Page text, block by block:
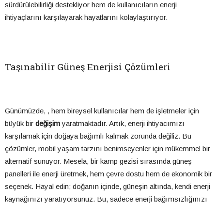
sürdürülebilirliği destekliyor hem de kullanıcıların enerji
ihtiyaçlarını karşılayarak hayatlarını kolaylaştırıyor.
Taşınabilir Güneş Enerjisi Çözümleri
Günümüzde, , hem bireysel kullanıcılar hem de işletmeler için
büyük bir değişimyaratmaktadır. Artık, enerji ihtiyacımızı
karşılamak için doğaya bağımlı kalmak zorunda değiliz. Bu
çözümler, mobil yaşam tarzını benimseyenler için mükemmel bir
alternatif sunuyor. Mesela, bir kamp gezisi sırasında güneş
panelleri ile enerji üretmek, hem çevre dostu hem de ekonomik bir
seçenek. Hayal edin; doğanın içinde, güneşin altında, kendi enerji
kaynağınızı yaratıyorsunuz. Bu, sadece enerji bağımsızlığınızı